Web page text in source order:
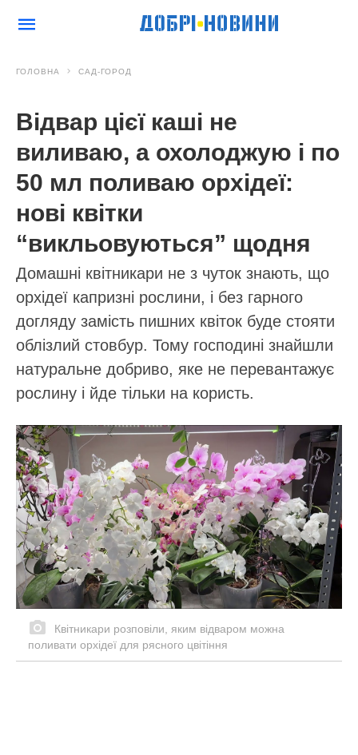
ГОЛОВНА САД-ГОРОД
Відвар цієї каші не
виливаю, а охолоджую і по
50 мл поливаю орхідеї:
нові квітки
“викльовуються” щодня
Домашні квітникари не з чуток знають, що
орхідеї капризні рослини, і без гарного
догляду замість пишних квіток буде стояти
облізлий стовбур. Тому господині знайшли
натуральне добриво, яке не перевантажує
рослину і йде тільки на користь.
Квітникари розповіли, яким відваром можна
поливати орхідеї для рясного цвітіння